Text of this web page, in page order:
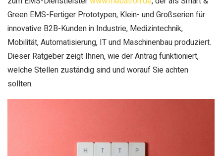
Green EMS-Fertiger Prototypen, Klein- und Großserien für
innovative B2B-Kunden in Industrie, Medizintechnik,
Mobilität, Automatisierung, IT und Maschinenbau produziert.
Dieser Ratgeber zeigt Ihnen, wie der Antrag funktioniert,
welche Stellen zuständig sind und worauf Sie achten
sollten.